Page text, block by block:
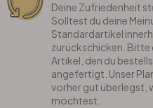
Deine Zufriedenheit
Solltest du deine
Standardartikel
zurückschicken. Bitte
Artikel, den du
angefertigt. Unser
vorher gut überlegst,
möchtest.